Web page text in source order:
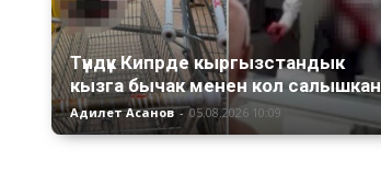
Түндүк Кипрде кыргызстандык
кызга бычак менен кол салышкан
Адилет Асанов - 05.08.2026 10:09